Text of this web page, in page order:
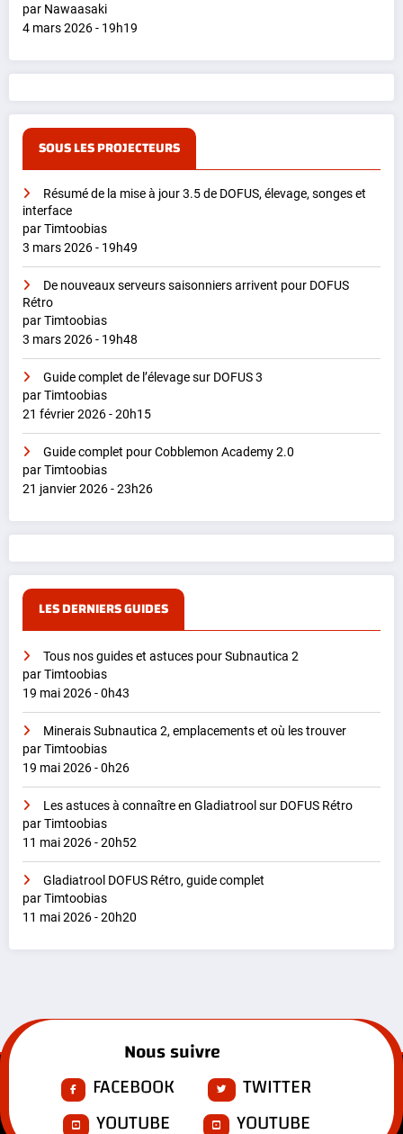
par Nawaasaki
4 mars 2026 - 19h19
SOUS LES PROJECTEURS
Résumé de la mise à jour 3.5 de DOFUS, élevage, songes et
interface
par Timtoobias
3 mars 2026 - 19h49
De nouveaux serveurs saisonniers arrivent pour DOFUS
Rétro
par Timtoobias
3 mars 2026 - 19h48
Guide complet de l’élevage sur DOFUS 3
par Timtoobias
21 février 2026 - 20h15
Guide complet pour Cobblemon Academy 2.0
par Timtoobias
21 janvier 2026 - 23h26
LES DERNIERS GUIDES
Tous nos guides et astuces pour Subnautica 2
par Timtoobias
19 mai 2026 - 0h43
Minerais Subnautica 2, emplacements et où les trouver
par Timtoobias
19 mai 2026 - 0h26
Les astuces à connaître en Gladiatrool sur DOFUS Rétro
par Timtoobias
11 mai 2026 - 20h52
Gladiatrool DOFUS Rétro, guide complet
par Timtoobias
11 mai 2026 - 20h20
Nous suivre
FACEBOOK
TWITTER
YOUTUBE
YOUTUBE